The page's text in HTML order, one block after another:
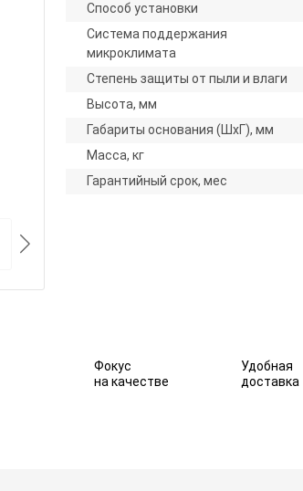
Способ установки
Система поддержания
микроклимата
Степень защиты от пыли и влаги
Высота, мм
Габариты основания (ШxГ), мм
Масса, кг
Гарантийный срок, мес
Фокус
на качестве
Удобная
доставка